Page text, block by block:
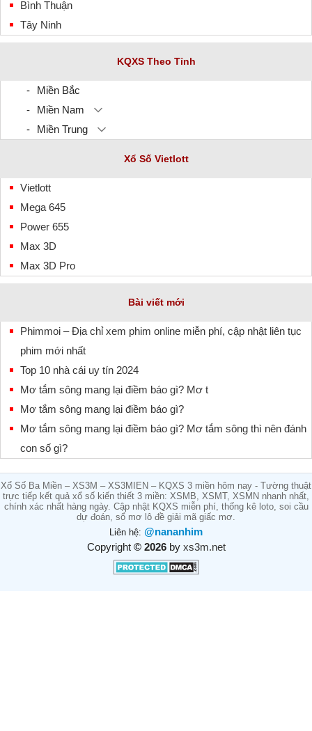
Bình Thuận
Tây Ninh
KQXS Theo Tỉnh
Miền Bắc
Miền Nam
Miền Trung
Xổ Số Vietlott
Vietlott
Mega 645
Power 655
Max 3D
Max 3D Pro
Bài viết mới
Phimmoi – Địa chỉ xem phim online miễn phí, cập nhật liên tục
phim mới nhất
Top 10 nhà cái uy tín 2024
Mơ tắm sông mang lại điềm báo gì? Mơ t
Mơ tắm sông mang lại điềm báo gì?
Mơ tắm sông mang lại điềm báo gì? Mơ tắm sông thì nên đánh
con số gì?
Xổ Số Ba Miền – XS3M – XS3MIEN – KQXS 3 miền hôm nay - Tường thuật
trực tiếp kết quả xổ số kiến thiết 3 miền: XSMB, XSMT, XSMN nhanh nhất,
chính xác nhất hàng ngày. Cập nhật KQXS miễn phí, thống kê loto, soi cầu
dự đoán, sổ mơ lô đề giải mã giấc mơ.
Liên hệ: @nananhim
Copyright © 2026by xs3m.net